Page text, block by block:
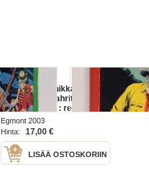
Tex Willer kronikka 7 : Tex Willer ja
hurja kopla - Tahrittu tinatähti ;
Palkkatappaja : revolverimies Tom
Hornin tarina
Egmont 2003
Hinta:
17,00 €
LISÄÄ OSTOSKORIIN